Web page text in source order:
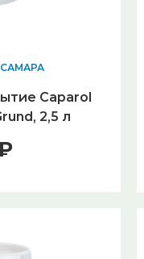
Caparol
2,5 л